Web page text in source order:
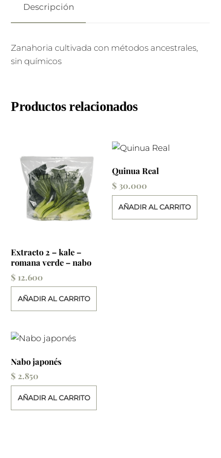
Descripción
Zanahoria cultivada con métodos ancestrales,
sin químicos
Productos relacionados
Extracto 2 – kale –
romana verde – nabo
$ 12.600
AÑADIR AL CARRITO
Quinua Real
$ 30.000
AÑADIR AL CARRITO
Nabo japonés
$ 2.850
AÑADIR AL CARRITO